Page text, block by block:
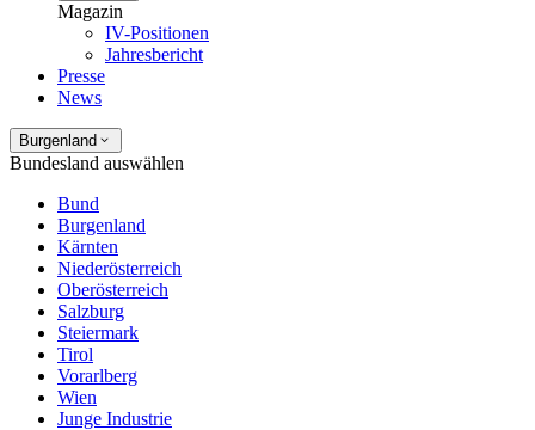
Magazin
IV-Positionen
Jahresbericht
Presse
News
Burgenland
Bundesland auswählen
Bund
Burgenland
Kärnten
Niederösterreich
Oberösterreich
Salzburg
Steiermark
Tirol
Vorarlberg
Wien
Junge Industrie